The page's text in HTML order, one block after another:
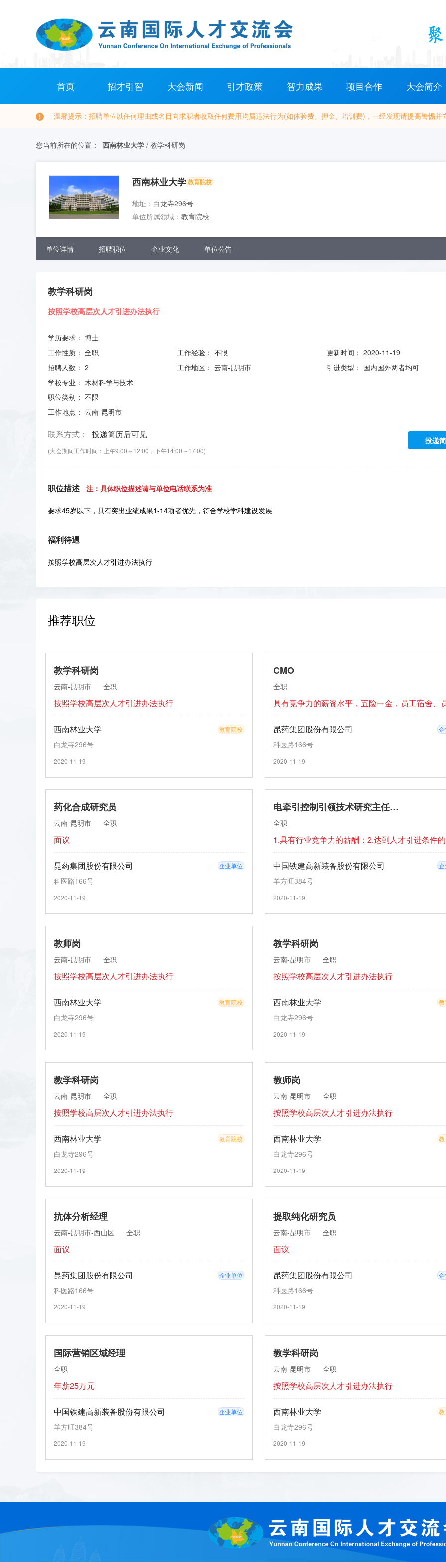
首页 招才引智 大会新闻 引才政策 智力成果 项目合作 大会简介
温馨提示：招聘单位以任何理由或名目向求职者收取任何费用均属违法行为(如体验费、押金、培训费)，一经发现请提高警惕并
您当前所在的位置： 西南林业大学 / 教学科研岗
西南林业大学教育院校
地址： 白龙寺296号
单位所属领域： 教育院校
单位详情 招聘职位 企业文化 单位公告
教学科研岗
按照学校高层次人才引进办法执行
学历要求： 博士
工作性质： 全职 工作经验： 不限 更新时间： 2020-11-19
招聘人数： 2 工作地区： 云南-昆明市 引进类型： 国内国外两者均可
学校专业： 木材科学与技术
职位类别： 不限
工作地点： 云南-昆明市
联系方式： 投递简历后可见
(大会期间工作时间：上午9:00～12:00，下午14:00～17:00)
投递
职位描述 注：具体职位描述请与单位电话联系为准
要求45岁以下，具有突出业绩成果1-14项者优先，符合学校学科建设发展
福利待遇
按照学校高层次人才引进办法执行
推荐职位
教学科研岗
云南-昆明市 全职
按照学校高层次人才引进办法执行
西南林业大学 教育院校
白龙寺296号
2020-11-19
CMO
全职
昆药集团股份有限公司 企
科医路166号
2020-11-19
药化合成研究员
云南-昆明市 全职
面议
昆药集团股份有限公司 企业单位
科医路166号
2020-11-19
电牵引控制引领技术研究主任工程师
全职
中国铁建高新装备股份有限公司 企
羊方旺384号
2020-11-19
教师岗
云南-昆明市 全职
按照学校高层次人才引进办法执行
西南林业大学 教育院校
白龙寺296号
2020-11-19
教学科研岗
云南-昆明市 全职
按照学校高层次人才引进办法执行
西南林业大学 教
白龙寺296号
2020-11-19
教学科研岗
云南-昆明市 全职
按照学校高层次人才引进办法执行
西南林业大学 教育院校
白龙寺296号
2020-11-19
教师岗
云南-昆明市 全职
按照学校高层次人才引进办法执行
西南林业大学 教
白龙寺296号
2020-11-19
抗体分析经理
云南-昆明市-西山区 全职
面议
昆药集团股份有限公司 企业单位
科医路166号
2020-11-19
提取纯化研究员
云南-昆明市 全职
面议
昆药集团股份有限公司 企
科医路166号
2020-11-19
国际营销区域经理
全职
年薪25万元
中国铁建高新装备股份有限公司 企业单位
羊方旺384号
2020-11-19
教学科研岗
云南-昆明市 全职
按照学校高层次人才引进办法执行
西南林业大学 教
白龙寺296号
2020-11-19